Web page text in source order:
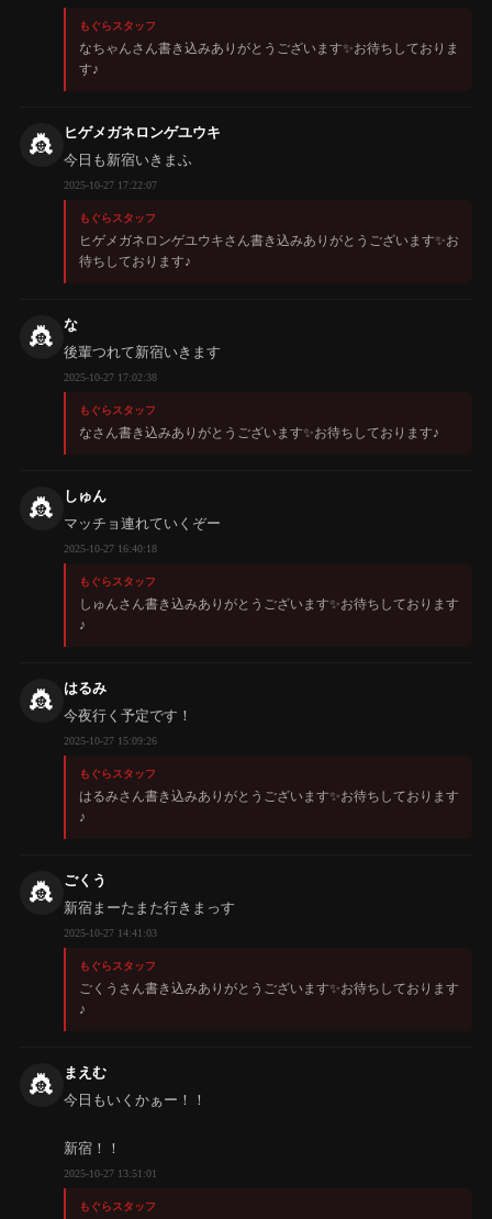
もぐらスタッフ
なちゃんさん書き込みありがとうございます✨️お待ちしておりま
す♪
👸
ヒゲメガネロンゲユウキ
今日も新宿いきまふ
2025-10-27 17:22:07
もぐらスタッフ
ヒゲメガネロンゲユウキさん書き込みありがとうございます✨️お
待ちしております♪
👸
な
後輩つれて新宿いきます
2025-10-27 17:02:38
もぐらスタッフ
なさん書き込みありがとうございます✨️お待ちしております♪
👸
しゅん
マッチョ連れていくぞー
2025-10-27 16:40:18
もぐらスタッフ
しゅんさん書き込みありがとうございます✨️お待ちしております
♪
👸
はるみ
今夜行く予定です！
2025-10-27 15:09:26
もぐらスタッフ
はるみさん書き込みありがとうございます✨️お待ちしております
♪
👸
ごくう
新宿まーたまた行きまっす
2025-10-27 14:41:03
もぐらスタッフ
ごくうさん書き込みありがとうございます✨️お待ちしております
♪
👸
まえむ
今日もいくかぁー！！
新宿！！
2025-10-27 13:51:01
もぐらスタッフ